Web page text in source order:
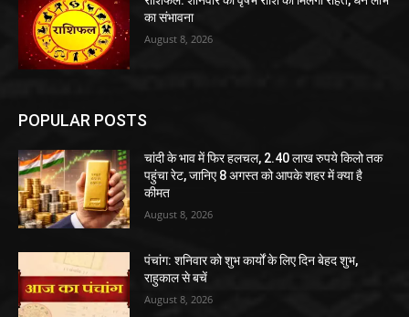
का संभावना
August 8, 2026
POPULAR POSTS
चांदी के भाव में फिर हलचल, 2.40 लाख रुपये किलो तक
पहुंचा रेट, जानिए 8 अगस्त को आपके शहर में क्या है
कीमत
August 8, 2026
पंचांग: शनिवार को शुभ कार्यों के लिए दिन बेहद शुभ,
राहुकाल से बचें
August 8, 2026